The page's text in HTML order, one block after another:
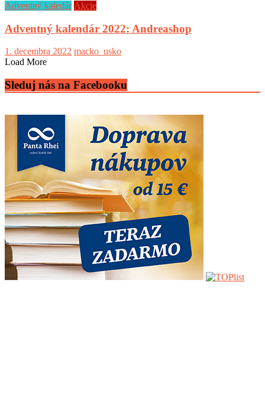
Adventný kaledár Akcie
Adventný kalendár 2022: Andreashop
1. decembra 2022 macko_usko
Load More
Sleduj nás na Facebooku